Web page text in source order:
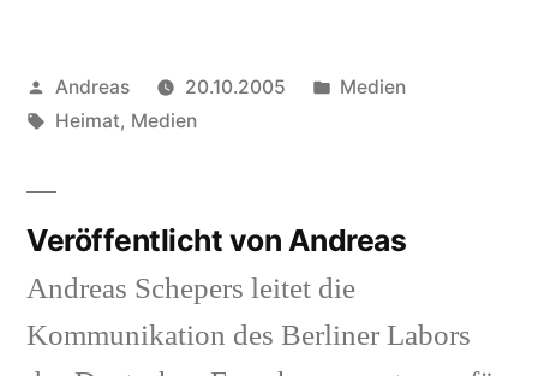
Veröffentlicht
von
Andreas 20.10.2005
Veröffentlicht
Medien
Schlagwörter:
Heimat, Medien
Veröffentlicht von Andreas
Andreas Schepers leitet die
Kommunikation des Berliner Labors